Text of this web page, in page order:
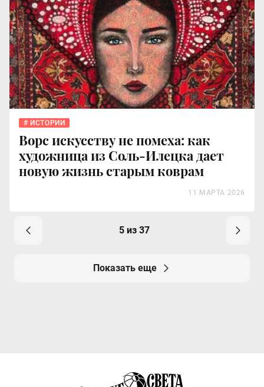
ИСТОРИИ
Ворс искусству не помеха: как
художница из Соль-Илецка дает
новую жизнь старым коврам
11 МАРТА 2026
5 из 37
Показать еще